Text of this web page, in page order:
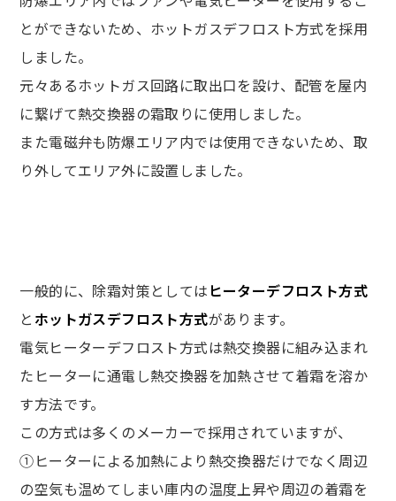
とができないため、ホットガスデフロスト方式を採用
しました。
元々あるホットガス回路に取出口を設け、配管を屋内
に繋げて熱交換器の霜取りに使用しました。
また電磁弁も防爆エリア内では使用できないため、取
り外してエリア外に設置しました。
一般的に、除霜対策としては ヒーターデフロスト方式
と ホットガスデフロスト方式があります。
電気ヒーターデフロスト方式は熱交換器に組み込まれ
たヒーターに通電し熱交換器を加熱させて着霜を溶か
す方法です。
この方式は多くのメーカーで採用されていますが、
①ヒーターによる加熱により熱交換器だけでなく周辺
の空気も温めてしまい庫内の温度上昇や周辺の着霜を